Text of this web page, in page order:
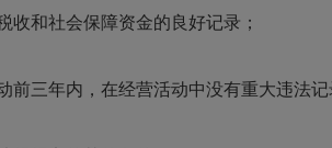
和社会保障资金的良好记录；
三年内，在经营活动中没有重大违法记